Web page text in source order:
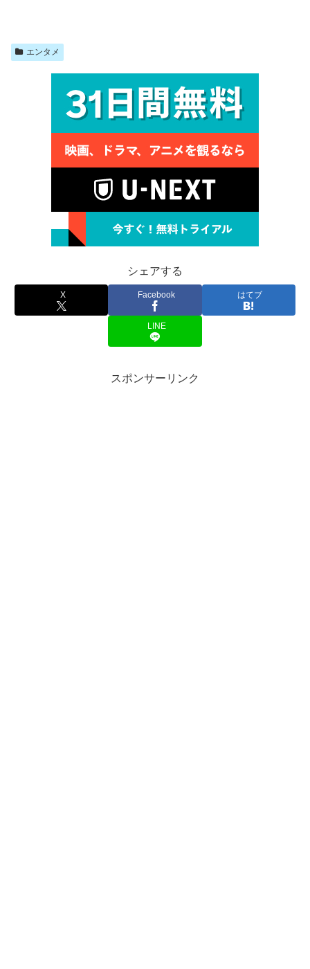
エンタメ
シェアする
X Facebook はてブ
LINE
スポンサーリンク